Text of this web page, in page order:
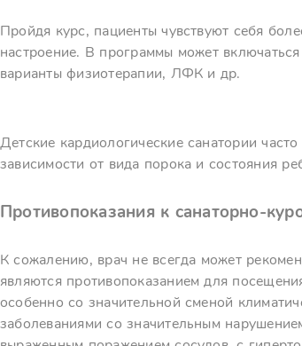
Пройдя курс, пациенты чувствуют себя
настроение. В программы может
варианты физиотерапии, ЛФК и др.
Детские кардиологические санатории
зависимости от вида порока и состояния
Противопоказания к санаторно-
К сожалению, врач не всегда может
являются противопоказанием для
особенно со значительной сменой
заболеваниями со значительным